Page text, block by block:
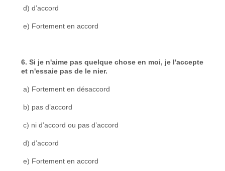
d) d’accord
e) Fortement en accord
6. Si je n'aime pas quelque chose en moi, je l'accepte
et n'essaie pas de le nier.
a) Fortement en désaccord
b) pas d’accord
c) ni d’accord ou pas d’accord
d) d’accord
e) Fortement en accord